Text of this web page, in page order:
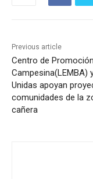
Previous article
Centro de Promoción
Campesina(LEMBA)
Unidas apoyan
comunidades de la
cañera